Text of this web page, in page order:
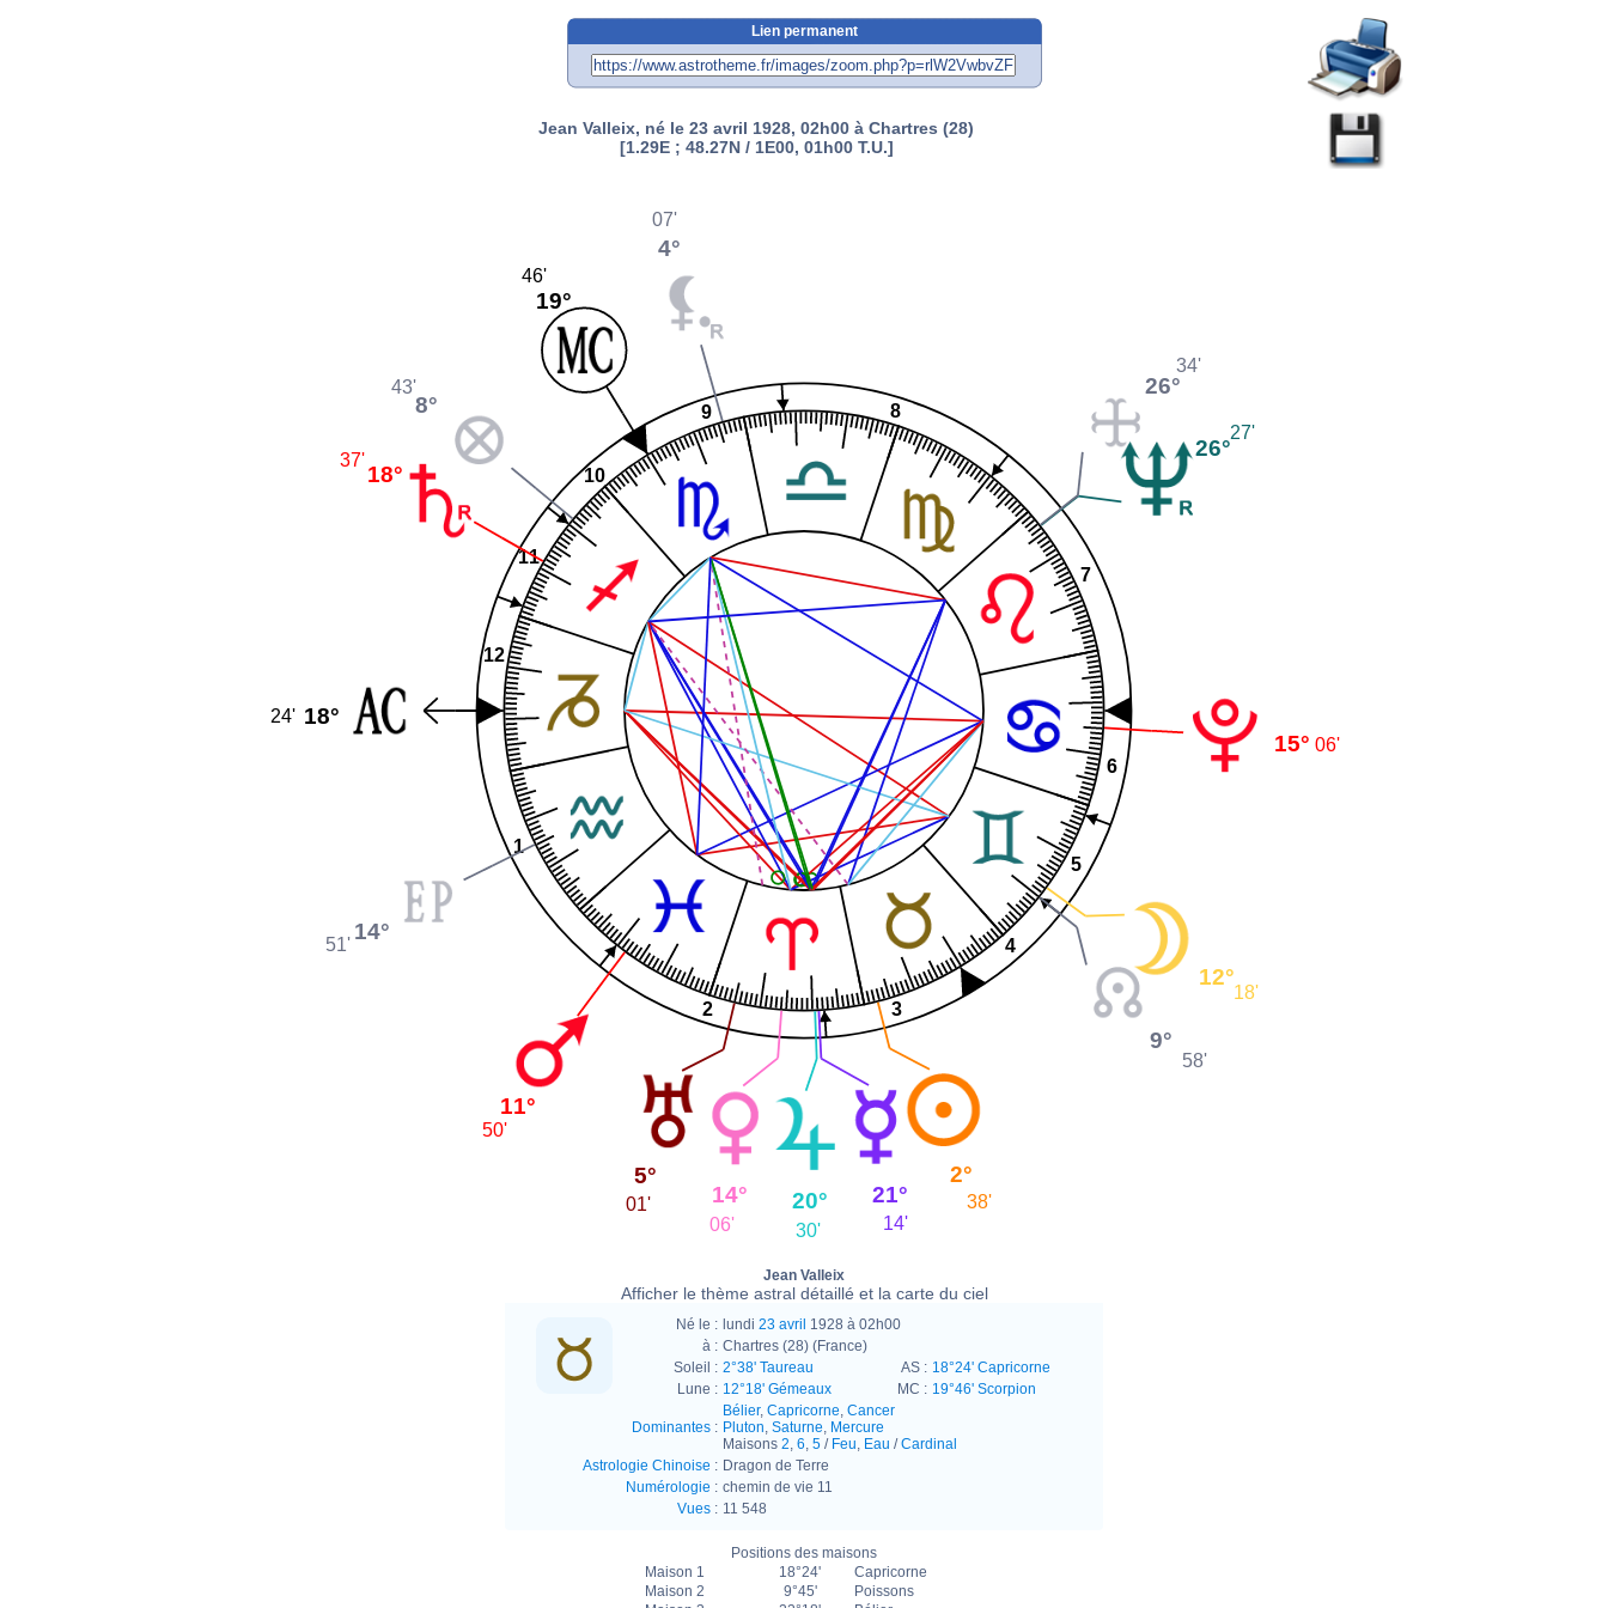
Lien permanent
Jean Valleix, né le 23 avril 1928, 02h00 à Chartres (28)
[1.29E ; 48.27N / 1E00, 01h00 T.U.]
1
2 3
4
5
6
7
8
9
10
11
12
26°
27'
26°
34'
4°
07'
19°
46'
8°
43'
18°
37'
18°
24'
14°
51'
11°
50'
5°
01' 14°
06'
20°
30'
21°
14'
2°
38'
9°
58'
12°
18'
15° 06'
Jean Valleix
Afficher le thème astral détaillé et la carte du ciel
Né le : lundi 23 avril 1928 à 02h00
à : Chartres (28) (France)
Soleil : 2°38' Taureau AS : 18°24' Capricorne
Lune : 12°18' Gémeaux MC : 19°46' Scorpion
Dominantes :
Bélier, Capricorne, Cancer
Pluton, Saturne, Mercure
Maisons 2, 6, 5 / Feu, Eau /Cardinal
Astrologie Chinoise : Dragon de Terre
Numérologie : chemin de vie 11
Vues : 11 548
Positions des maisons
Maison 1
18°24'
Capricorne
Maison 2
9°45'
Poissons